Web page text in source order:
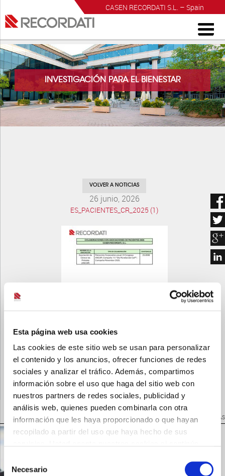
Esta página web usa cookies
Las cookies de este sitio web se usan para personalizar
el contenido y los anuncios, ofrecer funciones de redes
sociales y analizar el tráfico. Además, compartimos
información sobre el uso que haga del sitio web con
nuestros partners de redes sociales, publicidad y
análisis web, quienes pueden combinarla con otra
información que les haya proporcionado o que hayan
recopilado a partir del uso que haya hecho de sus
de Necesario
CASEN RECORDATI S.L. – Spain
INVESTIGACIÓN PARA EL BIENESTAR
VOLVER A NOTICIAS
26 junio, 2026
ES_PACIENTES_CR_2025 (1)
VOLVER A NOTICIAS
NOTICIAS RELACIONADAS